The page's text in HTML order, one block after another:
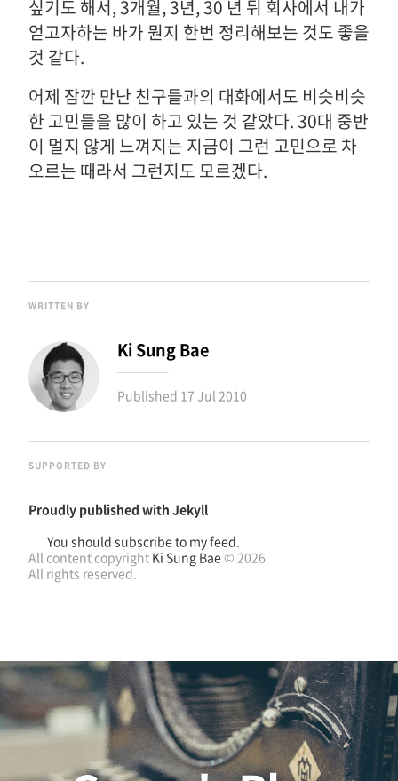
싶기도 해서, 3개월, 3년, 30 년 뒤 회사에서 내가
얻고자하는 바가 뭔지 한번 정리해보는 것도 좋을
것 같다.
어제 잠깐 만난 친구들과의 대화에서도 비슷비슷
한 고민들을 많이 하고 있는 것 같았다. 30대 중반
이 멀지 않게 느껴지는 지금이 그런 고민으로 차
오르는 때라서 그런지도 모르겠다.
WRITTEN BY
Ki Sung Bae
Published 17 Jul 2010
SUPPORTED BY
Proudly published with Jekyll
You should subscribe to my feed.
All content copyright Ki Sung Bae© 2026
All rights reserved.